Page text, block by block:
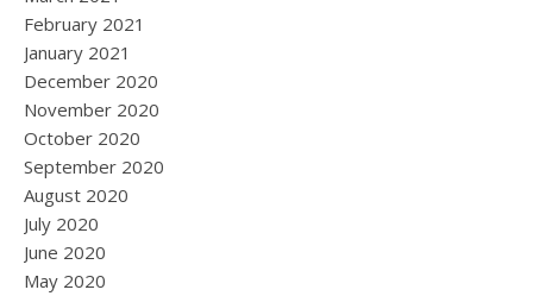
February 2021
January 2021
December 2020
November 2020
October 2020
September 2020
August 2020
July 2020
June 2020
May 2020